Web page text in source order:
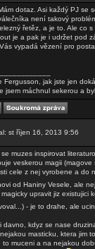
dotaz. Asi každý PJ se
není takový
řetěz, a je to. Ale co
je a pak je i udržet pod
vypadá vězení pro
Fergusson, jak jste jen
jsem máchnul sekerou a
st říjen 16, 2013 9:56
se muzes inspirovat
veskerou magii
cele z nej vyrobene a do
od Haniny Vesele, ale
upravit jiz existujici
- je to drahe, ale
davno, kdyz se nase
masticku, ktera jim
to muceni a na nejakou